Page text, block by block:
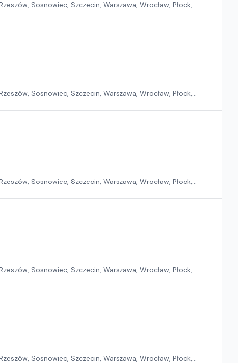
Sosnowiec, Szczecin, Warszawa, Wrocław, Płock,
Sosnowiec, Szczecin, Warszawa, Wrocław, Płock,
Sosnowiec, Szczecin, Warszawa, Wrocław, Płock,
Sosnowiec, Szczecin, Warszawa, Wrocław, Płock,
Sosnowiec, Szczecin, Warszawa, Wrocław, Płock,